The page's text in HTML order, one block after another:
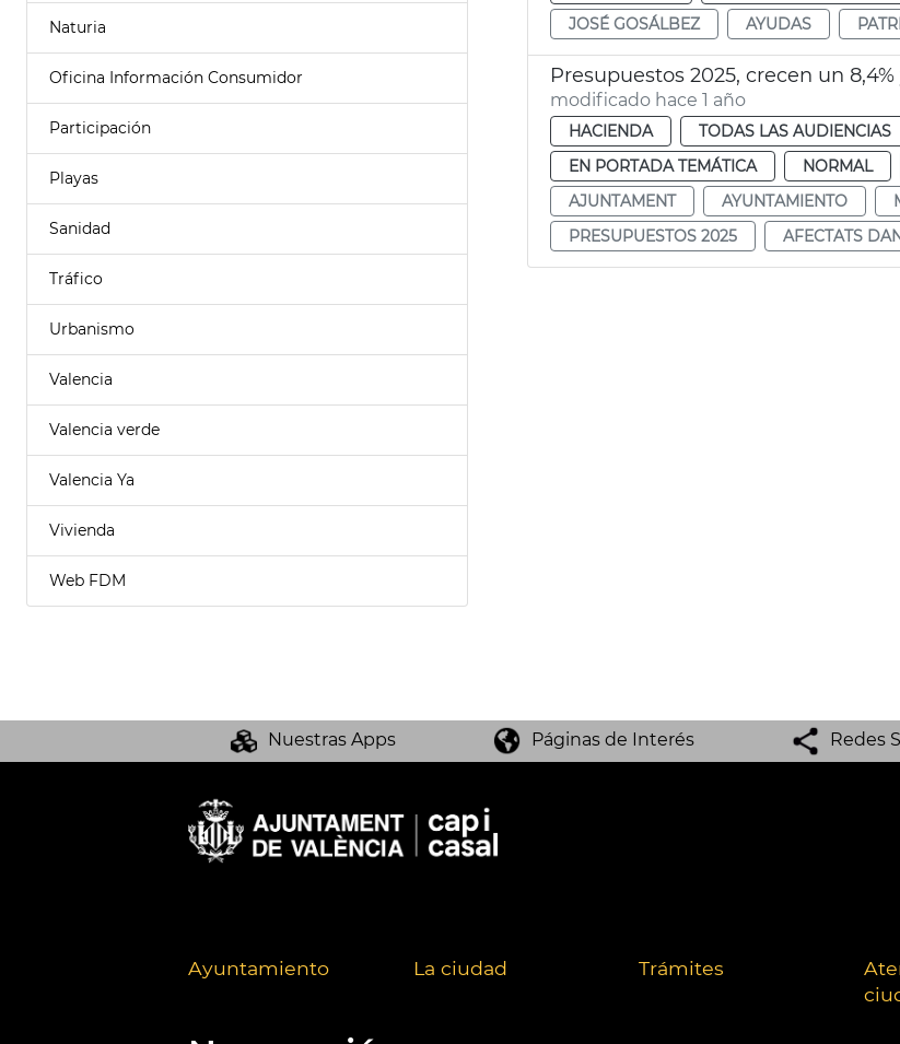
Naturia
Oficina Información Consumidor
Participación
Playas
Sanidad
Tráfico
Urbanismo
Valencia
Valencia verde
Valencia Ya
Vivienda
Web FDM
JOSÉ GOSÁLBEZ
AYUDAS
Presupuestos 2025, crecen un
modificado hace 1 año
HACIENDA TODAS LAS AUDIENCIAS
EN PORTADA TEMÁTICA
NORMAL
AJUNTAMENT
AYUNTAMIENTO
PRESUPUESTOS 2025
AFECTATS
Nuestras Apps Páginas de Interés Redes
Ayuntamiento La ciudad Trámites